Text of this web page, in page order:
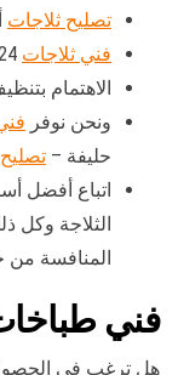
تصليح ثلاجات
فني ثلاجات
الاهتمام
ونحن نوفر
حليفة –
اتباع أفضل
الثلاجة وكل
المنافسة من
فني
هل ترغب في